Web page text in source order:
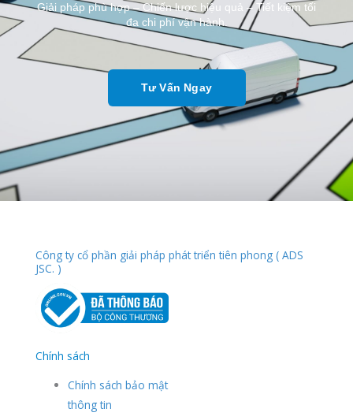
Giải pháp phù hợp – Chiến lược hiệu quả – Tiết kiệm tối
đa chi phí vận hành.
Tư Vấn Ngay
Công ty cổ phần giải pháp phát triển tiên phong ( ADS
JSC. )
Chính sách
Chính sách bảo mật
thông tin